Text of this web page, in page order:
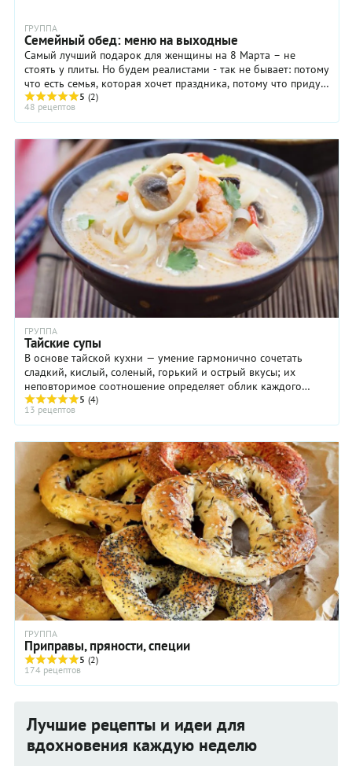
ГРУППА
Семейный обед: меню на выходные
Самый лучший подарок для женщины на 8 Марта – не
стоять у плиты. Но будем реалистами - так не бывает: потому
что есть семья, которая хочет праздника, потому что придут
гости, которых хочется ...
5 (2)
48 рецептов
ГРУППА
Тайские супы
В основе тайской кухни — умение гармонично сочетать
сладкий, кислый, соленый, горький и острый вкусы; их
неповторимое соотношение определяет облик каждого
конкретного блюда. Отметим, что блюда тайской ...
5 (4)
13 рецептов
ГРУППА
Приправы, пряности, специи
5 (2)
174 рецептов
Лучшие рецепты и идеи для
вдохновения каждую неделю